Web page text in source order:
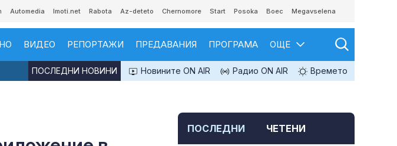
Automedia Imoti.net Rabota Az-deteto Chernomore Start Posoka Boec Megavselena
ВИДЕО РЕПОРТАЖИ ПРЕДАВАНИЯ ПРОГРАМА ОЩЕ
Новините ON AIR Радио ON AIR Времето
ПОСЛЕДНИ НОВИНИ
ПОСЛЕДНИ ЧЕТЕНИ